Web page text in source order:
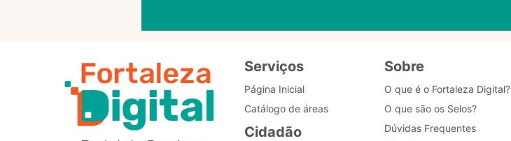
Serviços
Página Inicial
Catálogo de áreas
Cidadão
Sobre
O que é o Fortaleza Digital?
O que são os Selos?
Dúvidas Frequentes